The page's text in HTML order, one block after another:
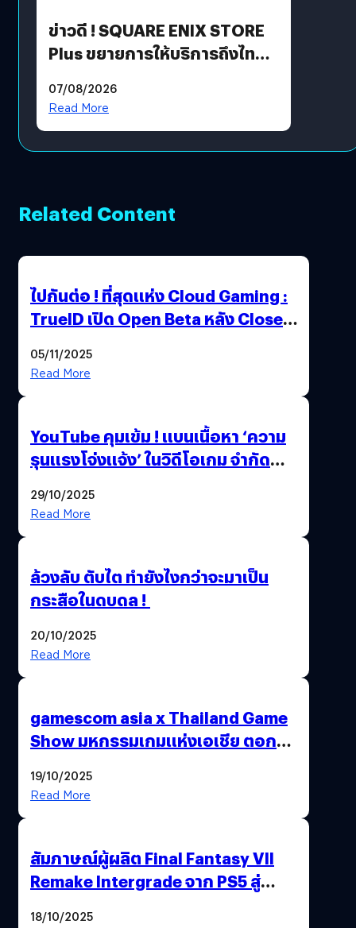
ข่าวดี ! SQUARE ENIX STORE
Plus ขยายการให้บริการถึงไทย
โดยตรง
07/08/2026
Read More
Related Content
ไปกันต่อ ! ที่สุดแห่ง Cloud Gaming :
TrueID เปิด Open Beta หลัง Close
Thailand Game Show 2025 ทะลุ 15
05/11/2025
Read More
YouTube คุมเข้ม ! แบนเนื้อหา ‘ความ
รุนแรงโจ่งแจ้ง’ ในวิดีโอเกม จำกัด
29/10/2025
Read More
ล้วงลับ ตับไต ทำยังไงกว่าจะมาเป็น
กระสือในดบดล !
20/10/2025
Read More
gamescom asia x Thailand Game
Show มหกรรมเกมแห่งเอเชีย ตอกย้ำ
พาณิชย์ร่วมชูความสำเร็จ
19/10/2025
Read More
สัมภาษณ์ผู้ผลิต Final Fantasy VII
Remake Intergrade จาก PS5 สู่
18/10/2025